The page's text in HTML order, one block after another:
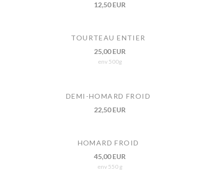
12,50 EUR
TOURTEAU ENTIER
25,00 EUR
env 500g
DEMI-HOMARD FROID
22,50 EUR
HOMARD FROID
45,00 EUR
env 550 g